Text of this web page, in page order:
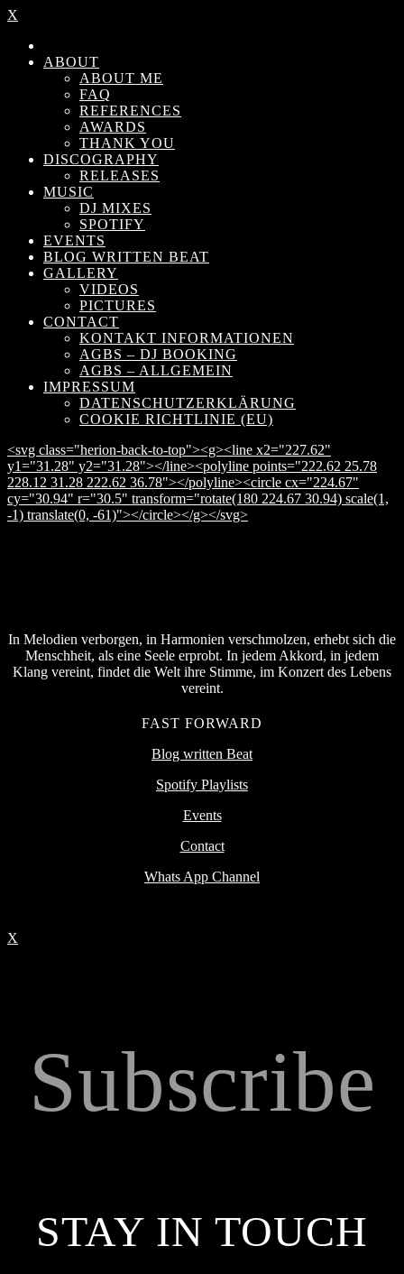
X
ABOUT
ABOUT ME
FAQ
REFERENCES
AWARDS
THANK YOU
DISCOGRAPHY
RELEASES
MUSIC
DJ MIXES
SPOTIFY
EVENTS
BLOG WRITTEN BEAT
GALLERY
VIDEOS
PICTURES
CONTACT
KONTAKT INFORMATIONEN
AGBS – DJ BOOKING
AGBS – ALLGEMEIN
IMPRESSUM
DATENSCHUTZERKLÄRUNG
COOKIE RICHTLINIE (EU)
<svg class="herion-back-to-top"><g><line x2="227.62"
y1="31.28" y2="31.28"></line><polyline points="222.62 25.78
228.12 31.28 222.62 36.78"></polyline><circle cx="224.67"
cy="30.94" r="30.5" transform="rotate(180 224.67 30.94) scale(1,
-1) translate(0, -61)"></circle></g></svg>
In Melodien verborgen, in Harmonien verschmolzen, erhebt sich die
Menschheit, als eine Seele erprobt. In jedem Akkord, in jedem
Klang vereint, findet die Welt ihre Stimme, im Konzert des Lebens
vereint.
FAST FORWARD
Blog written Beat
Spotify Playlists
Events
Contact
Whats App Channel
X
Subscribe
STAY IN TOUCH